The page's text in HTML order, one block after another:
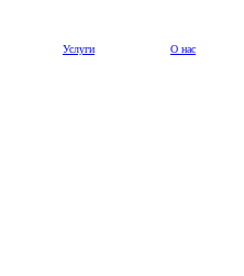
Услуги О нас